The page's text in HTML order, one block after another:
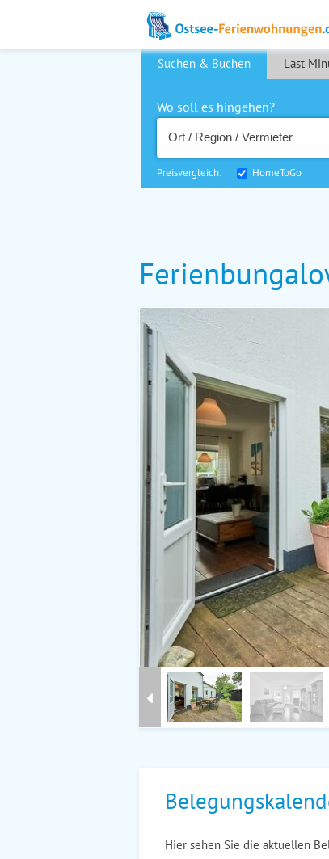
Suchen & Buchen Last
Wo soll es hingehen?
Preisvergleich: HomeToGo
Hier sehen Sie die aktuellen